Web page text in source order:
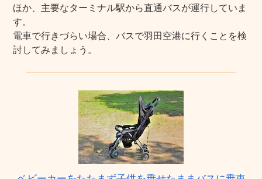
ほか、主要なターミナル駅から直通バスが運行していま
す。
電車で行きづらい場合、バスで羽田空港に行くことを検
討してみましょう。